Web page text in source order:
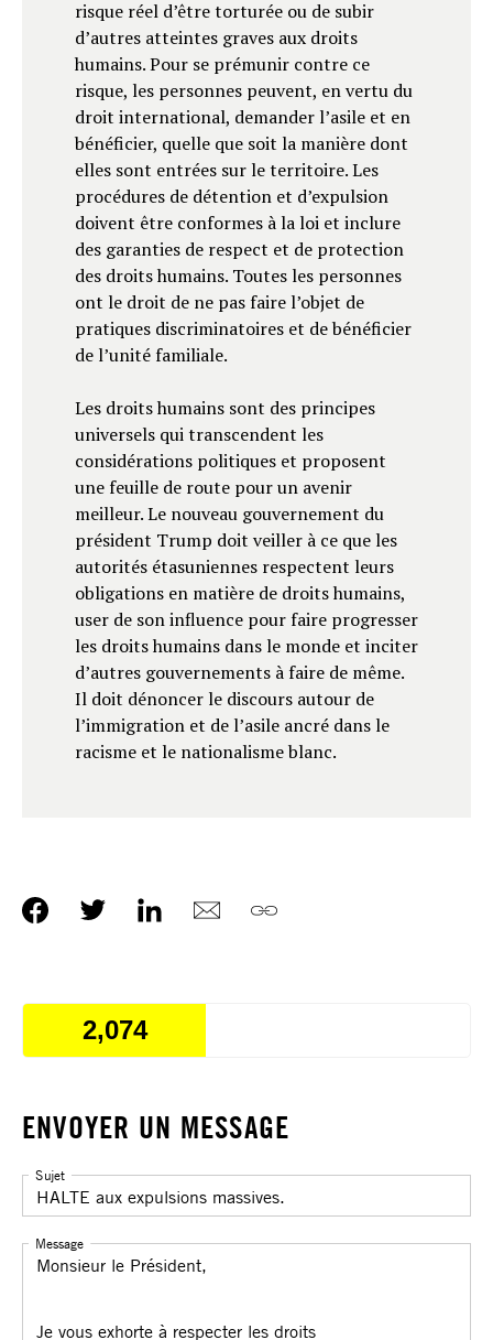
risque réel d’être torturée ou de subir
d’autres atteintes graves aux droits
humains. Pour se prémunir contre ce
risque, les personnes peuvent, en vertu du
droit international, demander l’asile et en
bénéficier, quelle que soit la manière dont
elles sont entrées sur le territoire. Les
procédures de détention et d’expulsion
doivent être conformes à la loi et inclure
des garanties de respect et de protection
des droits humains. Toutes les personnes
ont le droit de ne pas faire l’objet de
pratiques discriminatoires et de bénéficier
de l’unité familiale.
Les droits humains sont des principes
universels qui transcendent les
considérations politiques et proposent
une feuille de route pour un avenir
meilleur. Le nouveau gouvernement du
président Trump doit veiller à ce que les
autorités étasuniennes respectent leurs
obligations en matière de droits humains,
user de son influence pour faire progresser
les droits humains dans le monde et inciter
d’autres gouvernements à faire de même.
Il doit dénoncer le discours autour de
l’immigration et de l’asile ancré dans le
racisme et le nationalisme blanc.